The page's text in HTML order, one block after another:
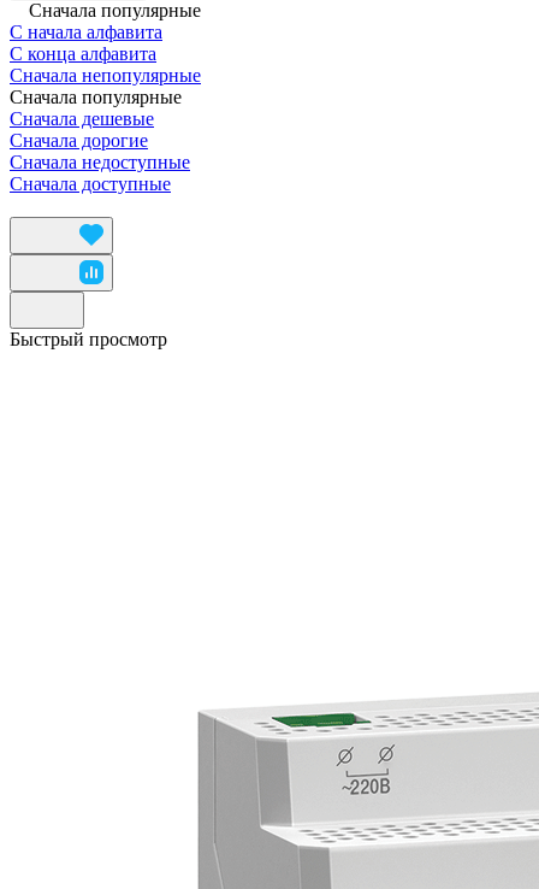
Сначала популярные
С начала алфавита
С конца алфавита
Сначала непопулярные
Сначала популярные
Сначала дешевые
Сначала дорогие
Сначала недоступные
Сначала доступные
Быстрый просмотр